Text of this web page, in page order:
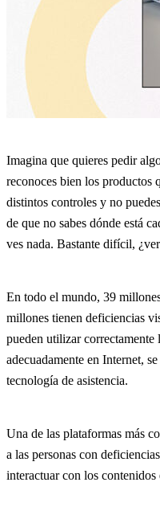
Imagina que quieres pedir
reconoces bien los productos
distintos controles y no
de que no sabes dónde está
ves nada. Bastante difícil,
En todo el mundo, 39
millones tienen deficiencias
pueden utilizar
adecuadamente en Internet,
tecnología de asistencia.
Una de las plataformas más
a las personas con
interactuar con los